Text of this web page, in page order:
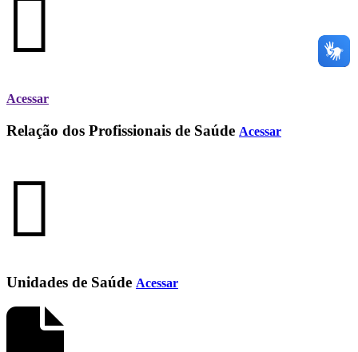
Acessar
Relação dos Profissionais de Saúde Acessar
Unidades de Saúde Acessar